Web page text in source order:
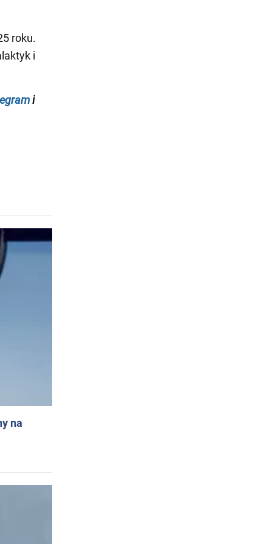
roku.
i
i
na